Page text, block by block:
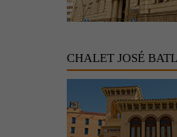
CHALET JOSÉ